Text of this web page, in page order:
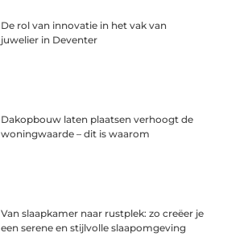
De rol van innovatie in het vak van
juwelier in Deventer
Dakopbouw laten plaatsen verhoogt de
woningwaarde – dit is waarom
Van slaapkamer naar rustplek: zo creëer je
een serene en stijlvolle slaapomgeving